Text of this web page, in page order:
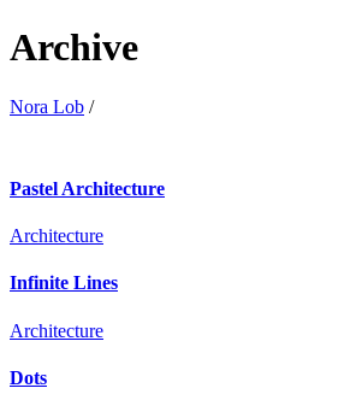
Archive
Nora Lob /
Pastel Architecture
Architecture
Infinite Lines
Architecture
Dots